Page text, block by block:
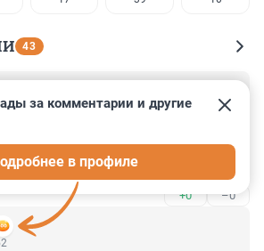
43
без проекта
работниками. Обычный для
+0 –0
за комментарии и другие
в профиле